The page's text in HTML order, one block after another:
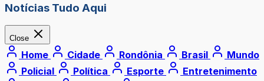
Notícias Tudo Aqui
Close
Home Cidade Rondônia Brasil
Mundo
Policial
Política Esporte
Entretenimento